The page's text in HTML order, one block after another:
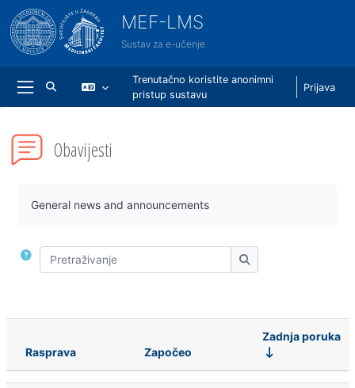
Preskoči na sadržaj
MEF-LMS
Sustav za e-učenje
Bočni panel
Toggle search input
Trenutačno koristite anonimni
pristup sustavu
Prijava
Obavijesti
General news and announcements
Pretraživanje
Pretraživanje
Stanje
Rasprava Započeo
Zadnja poruka